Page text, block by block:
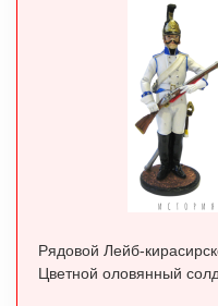
Рядовой Лейб-
Цветной оловянный